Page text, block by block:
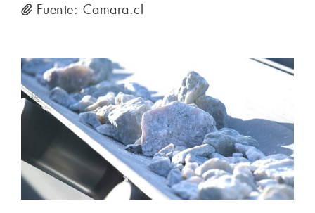
Fuente: Camara.cl